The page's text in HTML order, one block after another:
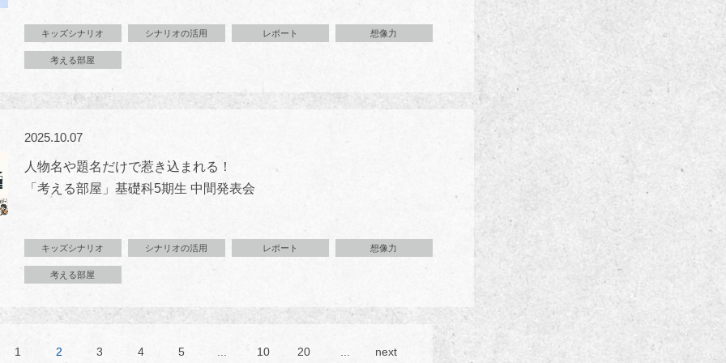
キッズシナリオ シナリオの活用 レポート 想像力
考える部屋
2025.10.07
人物名や題名だけで惹き込まれる！
「考える部屋」基礎科5期生 中間発表会
キッズシナリオ シナリオの活用 レポート 想像力
考える部屋
1 2 3 4 5 10 20 next